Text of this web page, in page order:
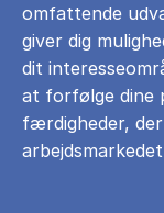
omfattende
giver dig
dit
at forfølge dine
færdigheder,